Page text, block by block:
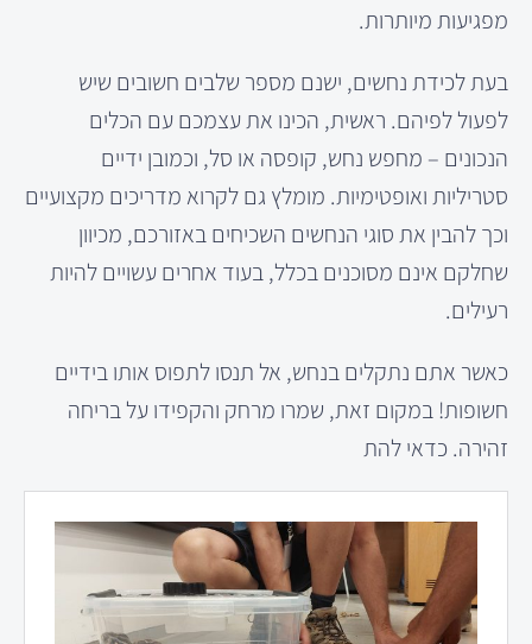
מפגיעות מיותרות.
בעת לכידת נחשים, ישנם מספר שלבים חשובים שיש
לפעול לפיהם. ראשית, הכינו את עצמכם עם הכלים
הנכונים – מחפש נחש, קופסה או סל, וכמובן ידיים
סטריליות ואופטימיות. מומלץ גם לקרוא מדריכים מקצועיים
וכך להבין את סוגי הנחשים השכיחים באזורכם, מכיוון
שחלקם אינם מסוכנים בכלל, בעוד אחרים עשויים להיות
רעילים.
כאשר אתם נתקלים בנחש, אל תנסו לתפוס אותו בידיים
חשופות! במקום זאת, שמרו מרחק והקפידו על בריחה
זהירה. כדאי להת